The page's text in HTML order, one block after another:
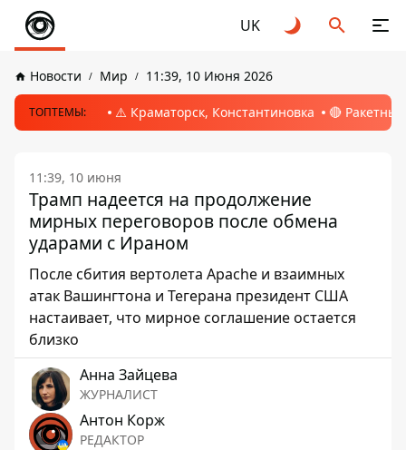
UK
Новости Мир 11:39, 10 Июня 2026
ТОПТЕМЫ: ⚠️ Краматорск, Константиновка 🔴
11:39, 10 июня
Трамп надеется на продолжение
мирных переговоров после обмена
ударами с Ираном
После сбития вертолета Apache и взаимных
атак Вашингтона и Тегерана президент США
настаивает, что мирное соглашение остается
близко
Анна Зайцева
ЖУРНАЛИСТ
Антон Корж
РЕДАКТОР